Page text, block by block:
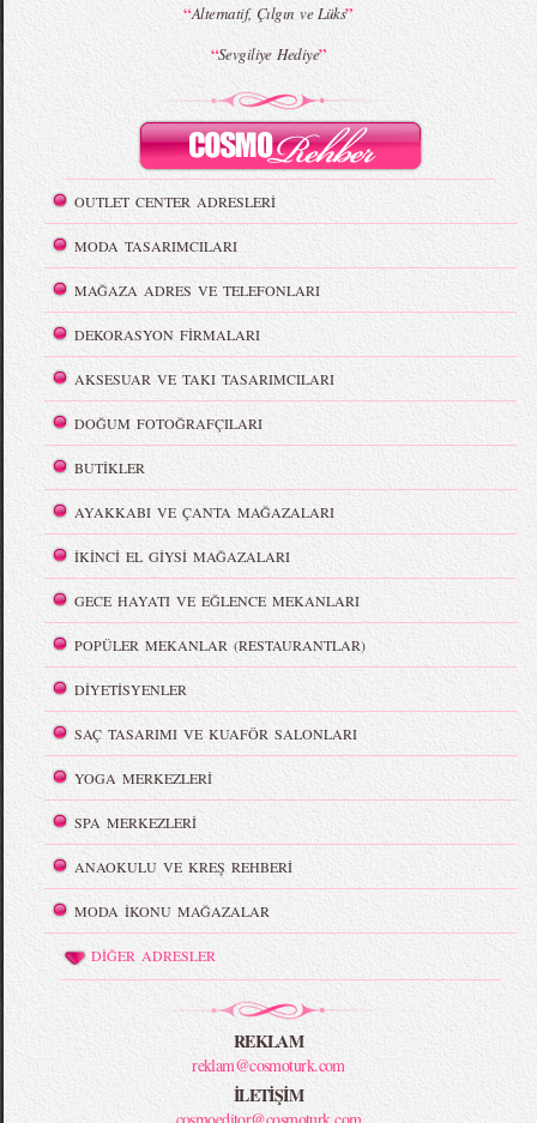
“Alternatif, Çılgın ve Lüks”
“Sevgiliye Hediye”
OUTLET CENTER ADRESLERİ
MODA TASARIMCILARI
MAĞAZA ADRES VE TELEFONLARI
DEKORASYON FİRMALARI
AKSESUAR VE TAKI TASARIMCILARI
DOĞUM FOTOĞRAFÇILARI
BUTİKLER
AYAKKABI VE ÇANTA MAĞAZALARI
İKİNCİ EL GİYSİ MAĞAZALARI
GECE HAYATI VE EĞLENCE MEKANLARI
POPÜLER MEKANLAR (RESTAURANTLAR)
DİYETİSYENLER
SAÇ TASARIMI VE KUAFÖR SALONLARI
YOGA MERKEZLERİ
SPA MERKEZLERİ
ANAOKULU VE KREŞ REHBERİ
MODA İKONU MAĞAZALAR
DİĞER ADRESLER
REKLAM
reklam@cosmoturk.com
İLETİŞİM